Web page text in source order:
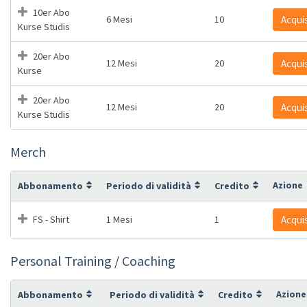
10er Abo
Kurse Studis
6 Mesi 10
20er Abo
Kurse
12 Mesi 20
20er Abo
Kurse Studis
12 Mesi 20
Merch
Abbonamento Periodo di validità Credito Azione
FS - Shirt 1 Mesi 1
Personal Training / Coaching
Abbonamento Periodo di validità Credito Azione